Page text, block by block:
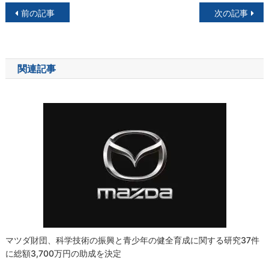
投
ナ
ビ
前の記事 次の記事
関連記事
マツダ財団、科学技術の振興と青少年の健全育成に関する研究37件
に総額3,700万円の助成を決定